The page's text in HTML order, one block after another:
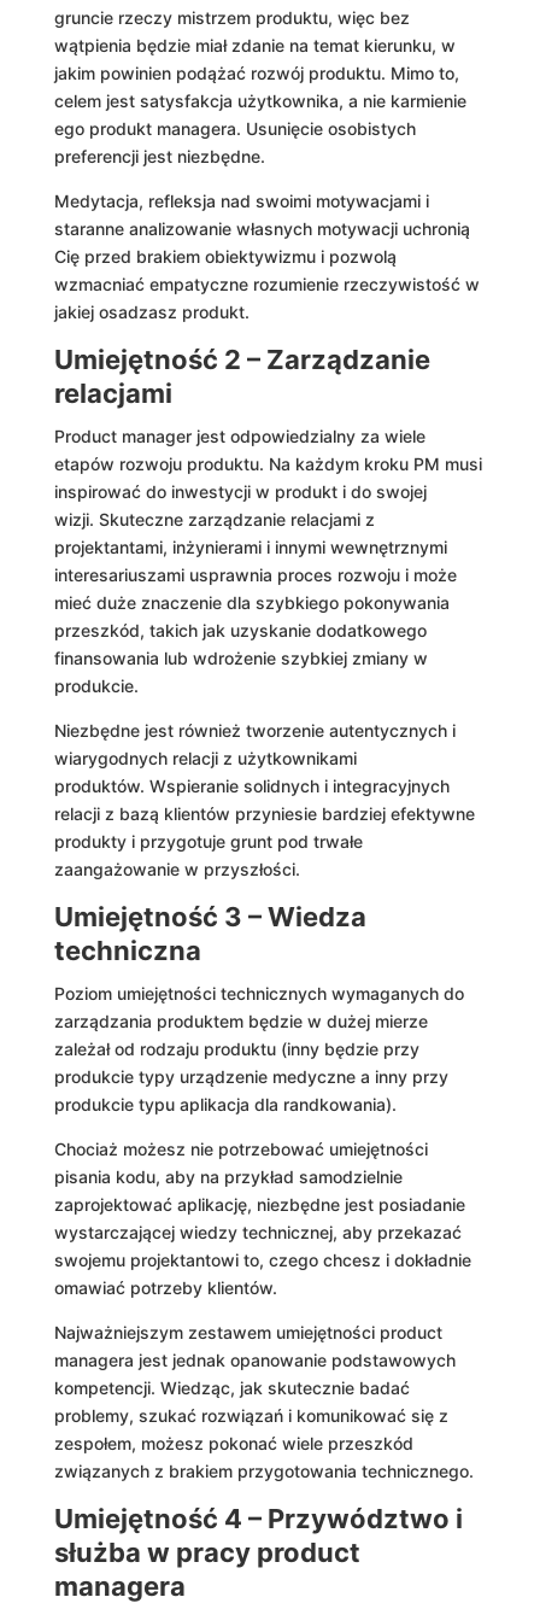
gruncie rzeczy mistrzem produktu, więc bez
wątpienia będzie miał zdanie na temat kierunku, w
jakim powinien podążać rozwój produktu. Mimo to,
celem jest satysfakcja użytkownika, a nie karmienie
ego produkt managera. Usunięcie osobistych
preferencji jest niezbędne.
Medytacja, refleksja nad swoimi motywacjami i
staranne analizowanie własnych motywacji uchronią
Cię przed brakiem obiektywizmu i pozwolą
wzmacniać empatyczne rozumienie rzeczywistość w
jakiej osadzasz produkt.
Umiejętność 2 – Zarządzanie
relacjami
Product manager jest odpowiedzialny za wiele
etapów rozwoju produktu. Na każdym kroku PM musi
inspirować do inwestycji w produkt i do swojej
wizji. Skuteczne zarządzanie relacjami z
projektantami, inżynierami i innymi wewnętrznymi
interesariuszami usprawnia proces rozwoju i może
mieć duże znaczenie dla szybkiego pokonywania
przeszkód, takich jak uzyskanie dodatkowego
finansowania lub wdrożenie szybkiej zmiany w
produkcie.
Niezbędne jest również tworzenie autentycznych i
wiarygodnych relacji z użytkownikami
produktów. Wspieranie solidnych i integracyjnych
relacji z bazą klientów przyniesie bardziej efektywne
produkty i przygotuje grunt pod trwałe
zaangażowanie w przyszłości.
Umiejętność 3 – Wiedza
techniczna
Poziom umiejętności technicznych wymaganych do
zarządzania produktem będzie w dużej mierze
zależał od rodzaju produktu (inny będzie przy
produkcie typy urządzenie medyczne a inny przy
produkcie typu aplikacja dla randkowania).
Chociaż możesz nie potrzebować umiejętności
pisania kodu, aby na przykład samodzielnie
zaprojektować aplikację, niezbędne jest posiadanie
wystarczającej wiedzy technicznej, aby przekazać
swojemu projektantowi to, czego chcesz i dokładnie
omawiać potrzeby klientów.
Najważniejszym zestawem umiejętności product
managera jest jednak opanowanie podstawowych
kompetencji. Wiedząc, jak skutecznie badać
problemy, szukać rozwiązań i komunikować się z
zespołem, możesz pokonać wiele przeszkód
związanych z brakiem przygotowania technicznego.
Umiejętność 4 – Przywództwo i
służba w pracy product
managera